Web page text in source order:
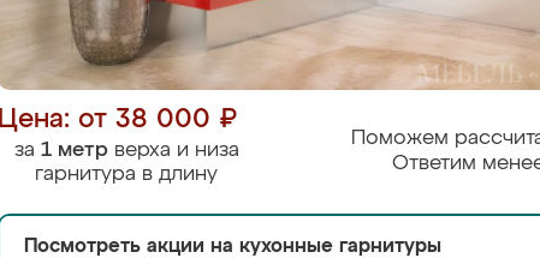
Цена: от 38 000 ₽
за 1 метрверха и низа
гарнитура в длину
Поможем
Ответим
Посмотреть акции на кухонные гарнитуры